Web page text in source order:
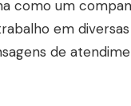
como um
em
de